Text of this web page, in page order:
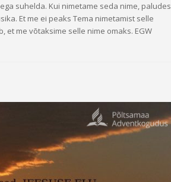
suhelda. Kui nimetame seda nime, paludes
Et me ei peaks Tema nimetamist selle
et me võtaksime selle nime omaks. EGW